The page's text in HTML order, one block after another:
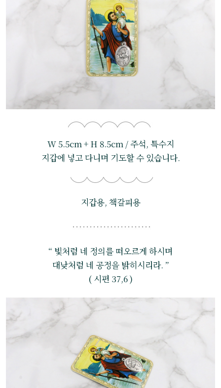
W 5.5cm + H 8.5cm / 주석, 특수지
지갑에 넣고 다니며 기도할 수 있습니다.
지갑용, 책갈피용
“ 빛처럼 네 정의를 떠오르게 하시며
대낮처럼 네 공정을 밝히시리라. ”
( 시편 37,6 )